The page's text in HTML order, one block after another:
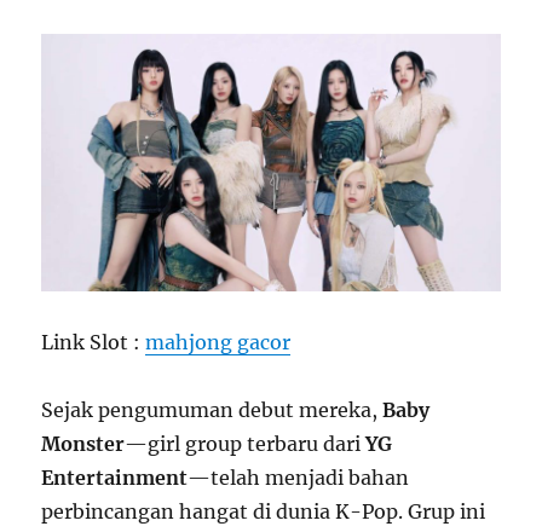
Link Slot :mahjong gacor
Sejak pengumuman debut mereka,Baby
Monster—girl group terbaru dariYG
Entertainment—telah menjadi bahan
perbincangan hangat di dunia K-Pop. Grup ini